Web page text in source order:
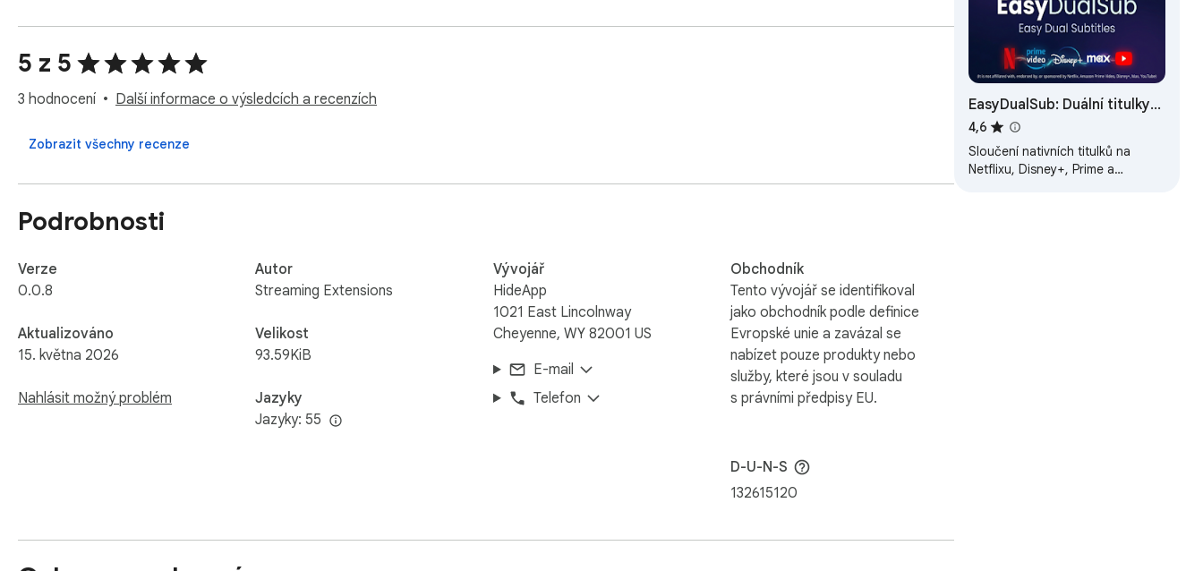
S tímto rozšířením se už nikdy neprobudíte s běžícím videem nebo vybitou baterií.
❗Upozornění: Všechny názvy produktů a společností jsou ochranné známky jejich vlastníků. Toto rozšíření není s nimi spojeno ani schváleno.❗
5 z 5
3 hodnocení Další informace o výsledcích a recenzích
Zobrazit všechny recenze
Podrobnosti
Verze
0.0.8
Aktualizováno
15. května 2026
Nahlásit možný problém
Autor
Streaming Extensions
Velikost
93.59KiB
Jazyky
Jazyky: 55
Vývojář
HideApp
1021 East Lincolnway
Cheyenne, WY 82001 US
E-mail
Telefon
Obchodník
Tento vývojář se identifikoval
jako obchodník podle definice
Evropské unie a zavázal se
nabízet pouze produkty nebo
služby, které jsou v souladu
s právními předpisy EU.
D-U-N-S
132615120
EasyDualSub: Duální titulky
pro Netflix, Prime, Youtube,
Max a Disney+
4,6
Sloučení nativních titulků na
Netflixu, Disney+, Prime a